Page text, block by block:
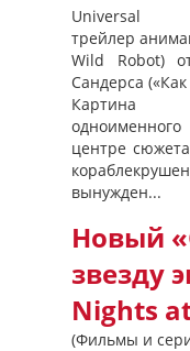
Universal
трейлер
Wild Robot)
Сандерса
Картина
центре
вынужден...
Новый
звезду
Nights
(Фильмы и